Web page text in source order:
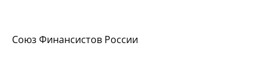
Союз Финансистов России